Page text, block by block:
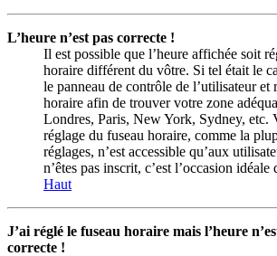
L’heure n’est pas correcte !
Il est possible que l’heure affichée soit
horaire différent du vôtre. Si tel était le
le panneau de contrôle de l’utilisateur et
horaire afin de trouver votre zone
Londres, Paris, New York, Sydney, etc.
réglage du fuseau horaire, comme la
réglages, n’est accessible qu’aux
n’êtes pas inscrit, c’est l’occasion idéale
Haut
J’ai réglé le fuseau horaire mais l’heure
correcte !